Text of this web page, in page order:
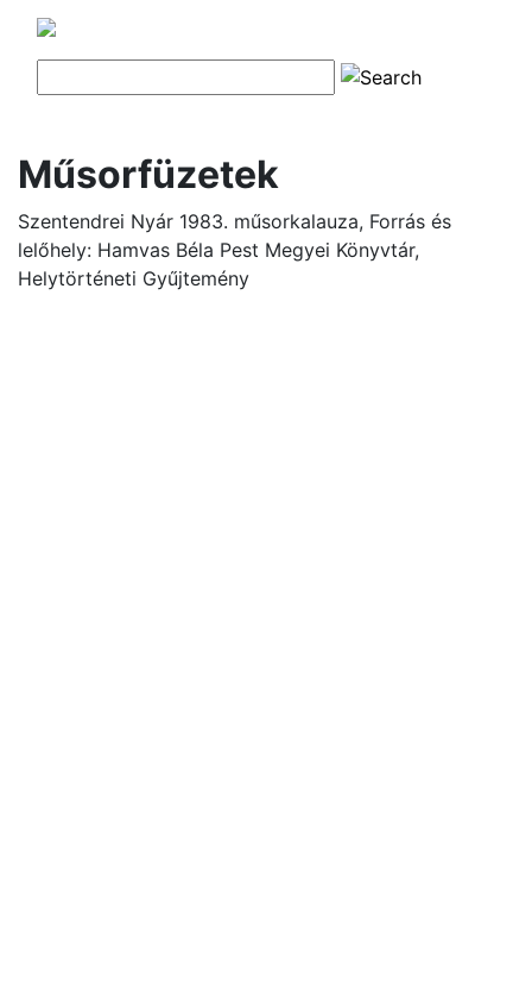
Műsorfüzetek
Szentendrei Nyár 1983. műsorkalauza, Forrás és
lelőhely: Hamvas Béla Pest Megyei Könyvtár,
Helytörténeti Gyűjtemény